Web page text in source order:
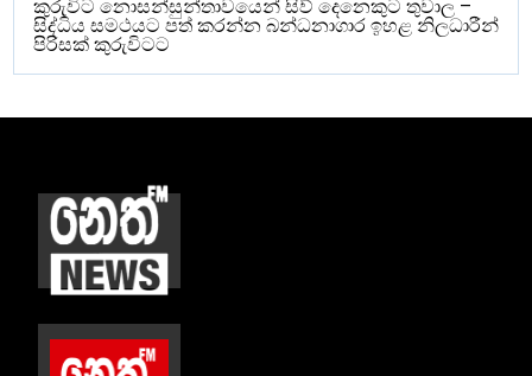
කුරුවිට නොසන්සුන්තාවයෙන් සිව් දෙනෙකුට තුවාල –
සිද්ධිය සමථයට පත් කරන්න බන්ධනාගාර ඉහළ නිලධාරීන්
පිරිසක් කුරුවිටට